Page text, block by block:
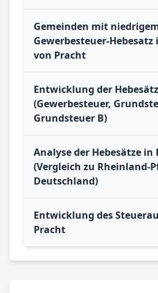
Gemeinden mit
Gewerbesteuer-Hebesatz
von Pracht
Entwicklung der
(Gewerbesteuer,
Grundsteuer B)
Analyse der Hebesätze in
(Vergleich zu Rheinland-
Deutschland)
Entwicklung des
Pracht